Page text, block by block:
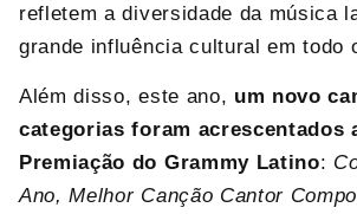
refletem a diversidade da música
grande influência cultural em todo
Além disso, este ano, um novo
categorias foram acrescentados
Premiação do Grammy Latino:
Ano, Melhor Canção Cantor